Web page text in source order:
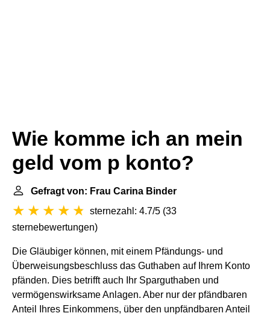
Wie komme ich an mein
geld vom p konto?
Gefragt von: Frau Carina Binder
sternezahl: 4.7/5 (33
sternebewertungen)
Die Gläubiger können, mit einem Pfändungs- und
Überweisungsbeschluss das Guthaben auf Ihrem Konto
pfänden. Dies betrifft auch Ihr Sparguthaben und
vermögenswirksame Anlagen. Aber nur der pfändbaren
Anteil Ihres Einkommens, über den unpfändbaren Anteil